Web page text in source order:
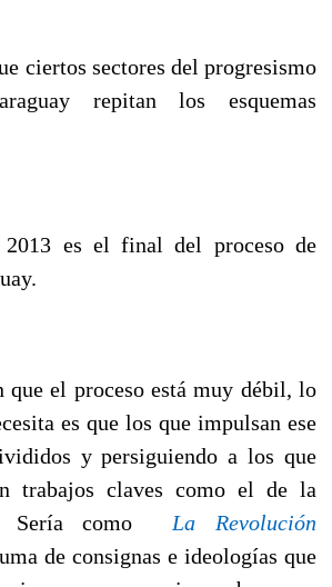
ciertos sectores del progresismo
repitan los esquemas
es el final del proceso de
que el proceso está muy débil, lo
es que los que impulsan ese
y persiguiendo a los que
trabajos claves como el de la
Sería como La Revolución
de consignas e ideologías que